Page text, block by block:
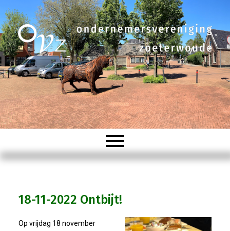
Organisatie
18-11-2022 Ontbijt!
Op vrijdag 18 november